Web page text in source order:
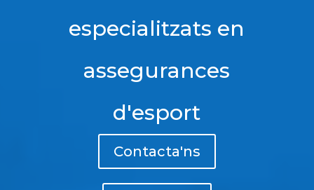
especialitzats en
assegurances
d'esport
Contacta'ns